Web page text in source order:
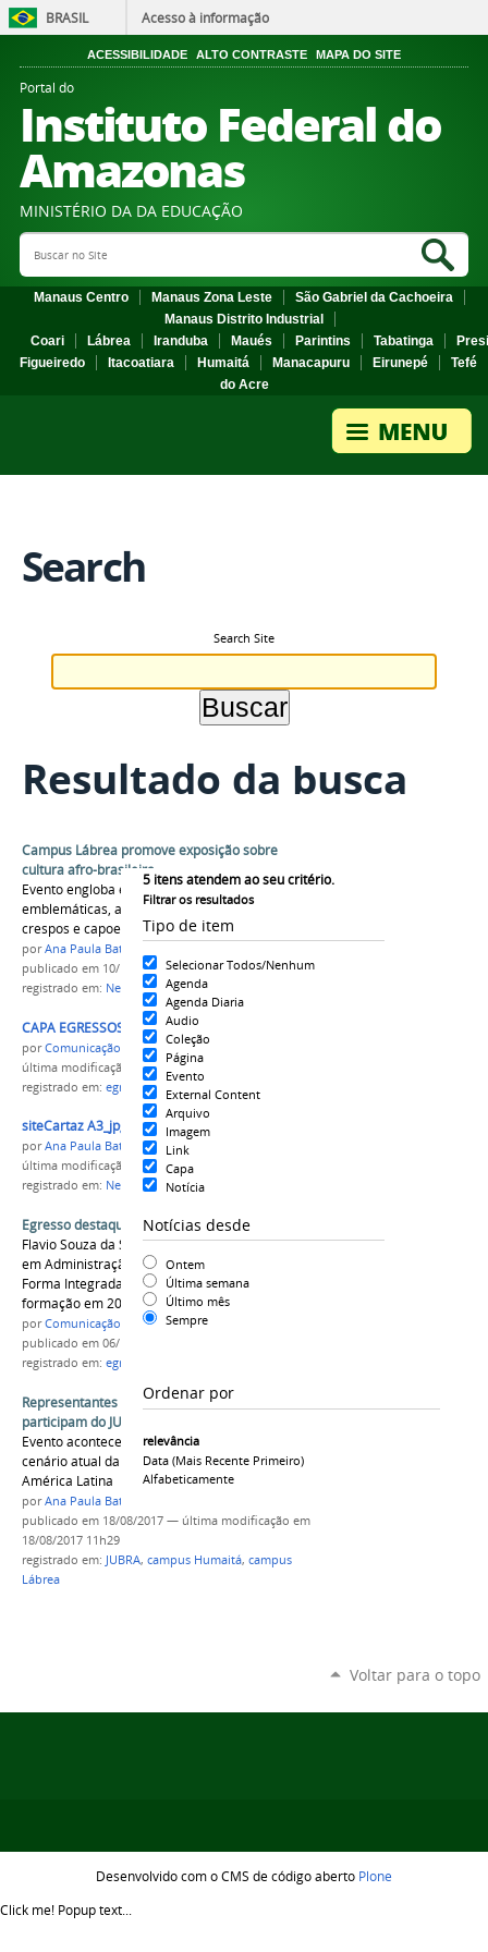
BRASIL Acesso à informação
ACESSIBILIDADE ALTO CONTRASTE MAPA DO SITE
Portal do
Instituto Federal do
Amazonas
MINISTÉRIO DA DA EDUCAÇÃO
Search Site
Manaus Centro Manaus Zona Leste
São Gabriel da Cachoeira
Manaus Distrito Industrial
Coari
Lábrea Iranduba Maués Parintins Tabatinga
Figueiredo
Itacoatiara Humaitá Manacapuru Eirunepé
Tefé
do Acre
Search
Search Site
Resultado da busca
5 itens atendem ao seu critério.
Filtrar os resultados
Tipo de item
Selecionar Todos/Nenhum
Agenda
Agenda Diaria
Audio
Coleção
Página
Evento
External Content
Arquivo
Imagem
Link
Capa
Notícia
Notícias desde
Ontem
Última semana
Último mês
Sempre
Ordenar por
relevância
Data (mais Recente Primeiro)
Alfabeticamente
Campus Lábrea promove exposição sobre
cultura afro-brasileira
Evento engloba exposição sobre figuras
emblemáticas, além de oficina sobre cabelos
crespos e capoeira.
porAna Paula Batista
publicado em 10/11/2016
registrado em: Negra! A cor do Brasil
CAPA EGRESSOS.png
porComunicação - Labrea
última modificação
em 06/10/2021 11h37
registrado em: egressos, campus Lábrea
siteCartaz A3_jpg.jpg
porAna Paula Batista
última modificação
em 10/11/2016 14h01
registrado em: Negra! A cor do Brasil
Egresso destaque do IFAM Campus Lábrea
Flavio Souza da Silva é egresso do curso técnico
em Administração Integrado ao Ensino Médio
Forma Integrada do IFAM Campus Lábrea com
formação em 2016.
porComunicação - Labrea
publicado em 06/10/2021
registrado em: egressos
Representantes dos campi Lábrea e Humaitá
participam do JUBRA
Evento aconteceu em Fortaleza e focou no
cenário atual da juventude no Brasil e na
América Latina
porAna Paula Batista
publicado em 18/08/2017 — última modificação em
18/08/2017 11h29
registrado em: JUBRA, campus Humaitá, campus
Lábrea
Voltar para o topo
Desenvolvido com o CMS de código aberto Plone
Click me! Popup text...